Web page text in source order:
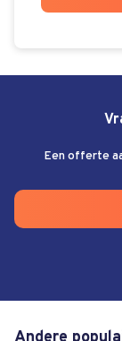
Een offerte